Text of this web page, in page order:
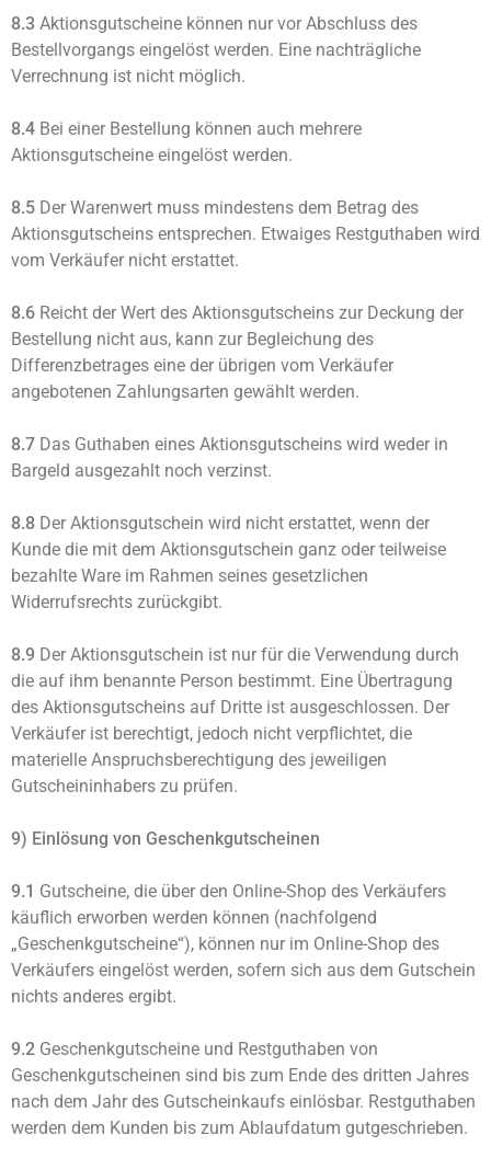
8.3 Aktionsgutscheine können nur vor Abschluss des
Bestellvorgangs eingelöst werden. Eine nachträgliche
Verrechnung ist nicht möglich.
8.4 Bei einer Bestellung können auch mehrere
Aktionsgutscheine eingelöst werden.
8.5 Der Warenwert muss mindestens dem Betrag des
Aktionsgutscheins entsprechen. Etwaiges Restguthaben wird
vom Verkäufer nicht erstattet.
8.6 Reicht der Wert des Aktionsgutscheins zur Deckung der
Bestellung nicht aus, kann zur Begleichung des
Differenzbetrages eine der übrigen vom Verkäufer
angebotenen Zahlungsarten gewählt werden.
8.7 Das Guthaben eines Aktionsgutscheins wird weder in
Bargeld ausgezahlt noch verzinst.
8.8 Der Aktionsgutschein wird nicht erstattet, wenn der
Kunde die mit dem Aktionsgutschein ganz oder teilweise
bezahlte Ware im Rahmen seines gesetzlichen
Widerrufsrechts zurückgibt.
8.9 Der Aktionsgutschein ist nur für die Verwendung durch
die auf ihm benannte Person bestimmt. Eine Übertragung
des Aktionsgutscheins auf Dritte ist ausgeschlossen. Der
Verkäufer ist berechtigt, jedoch nicht verpflichtet, die
materielle Anspruchsberechtigung des jeweiligen
Gutscheininhabers zu prüfen.
9) Einlösung von Geschenkgutscheinen
9.1 Gutscheine, die über den Online-Shop des Verkäufers
käuflich erworben werden können (nachfolgend
„Geschenkgutscheine“), können nur im Online-Shop des
Verkäufers eingelöst werden, sofern sich aus dem Gutschein
nichts anderes ergibt.
9.2 Geschenkgutscheine und Restguthaben von
Geschenkgutscheinen sind bis zum Ende des dritten Jahres
nach dem Jahr des Gutscheinkaufs einlösbar. Restguthaben
werden dem Kunden bis zum Ablaufdatum gutgeschrieben.